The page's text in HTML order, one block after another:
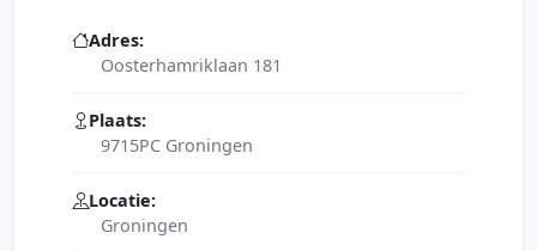
Adres:
Oosterhamriklaan 181
Plaats:
9715PC Groningen
Locatie:
Groningen